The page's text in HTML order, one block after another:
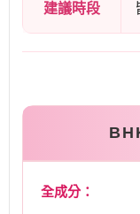
建議時段
全成分：